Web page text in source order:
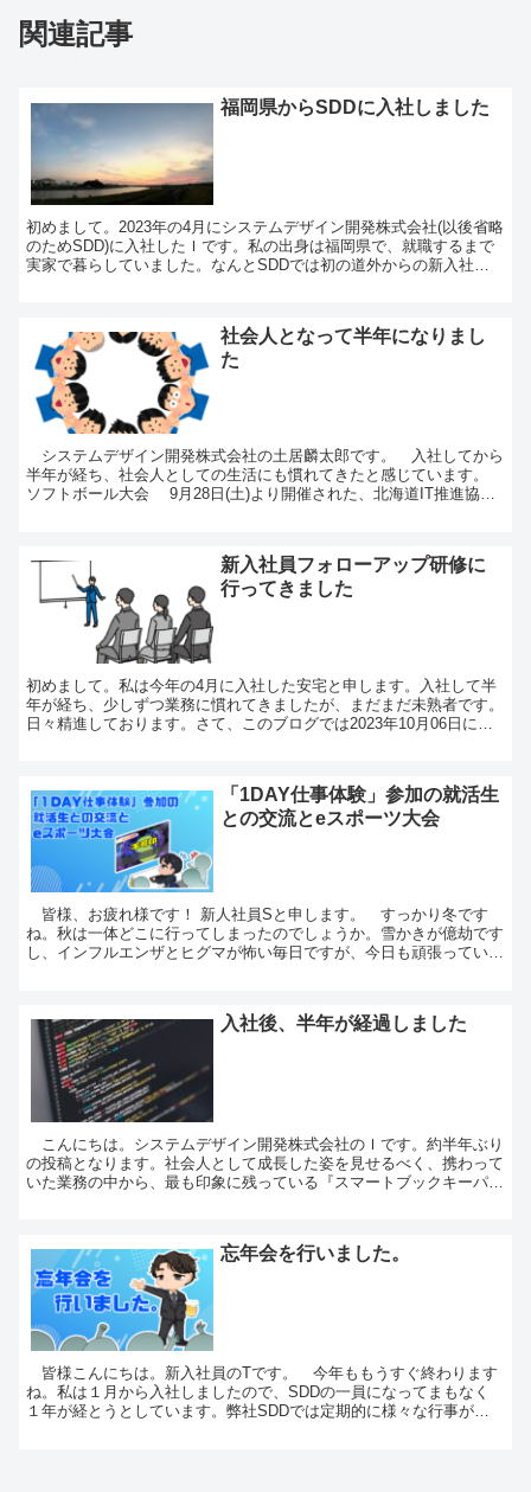
関連記事
福岡県からSDDに入社しました
初めまして。2023年の4月にシステムデザイン開発株式会社(以後省略
のためSDD)に入社したＩです。私の出身は福岡県で、就職するまで
実家で暮らしていました。なんとSDDでは初の道外からの新入社員
社会人となって半年になりまし
た
システムデザイン開発株式会社の土居麟太郎です。 入社してから
半年が経ち、社会人としての生活にも慣れてきたと感じています。
ソフトボール大会 9月28日(土)より開催された、北海道IT推進協会
新入社員フォローアップ研修に
行ってきました
初めまして。私は今年の4月に入社した安宅と申します。入社して半
年が経ち、少しずつ業務に慣れてきましたが、まだまだ未熟者です。
日々精進しております。さて、このブログでは2023年10月06日に行
「1DAY仕事体験」参加の就活生
との交流とeスポーツ大会
皆様、お疲れ様です！ 新人社員Sと申します。 すっかり冬です
ね。秋は一体どこに行ってしまったのでしょうか。雪かきが億劫です
し、インフルエンザとヒグマが怖い毎日ですが、今日も頑張っていき
入社後、半年が経過しました
こんにちは。システムデザイン開発株式会社のＩです。約半年ぶり
の投稿となります。社会人として成長した姿を見せるべく、携わって
いた業務の中から、最も印象に残っている『スマートブックキーパ
忘年会を行いました。
皆様こんにちは。新入社員のTです。 今年ももうすぐ終わります
ね。私は１月から入社しましたので、SDDの一員になってまもなく
１年が経とうとしています。弊社SDDでは定期的に様々な行事があ